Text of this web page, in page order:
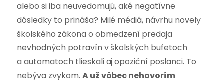
alebo si iba neuvedomujú, aké negatívne
dôsledky to prináša? Milé médiá, návrhu novely
školského zákona o obmedzení predaja
nevhodných potravín v školských bufetoch
a automatoch tlieskali aj opoziční poslanci. To
nebýva zvykom. A už vôbec nehovorím